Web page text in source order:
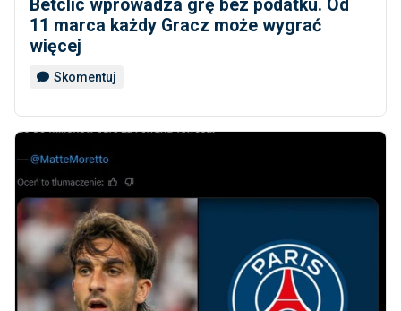
Betclic wprowadza grę bez podatku. Od
11 marca każdy Gracz może wygrać
więcej
Skomentuj